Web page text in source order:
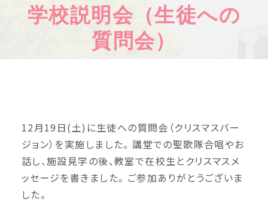
学校説明会（生徒への
質問会）
12月19日(土)に生徒への質問会（クリスマスバー
ジョン）を実施しました。 講堂での聖歌隊合唱やお
話し、施設見学の後、教室で在校生とクリスマスメ
ッセージを書きました。 ご参加ありがとうございま
した。